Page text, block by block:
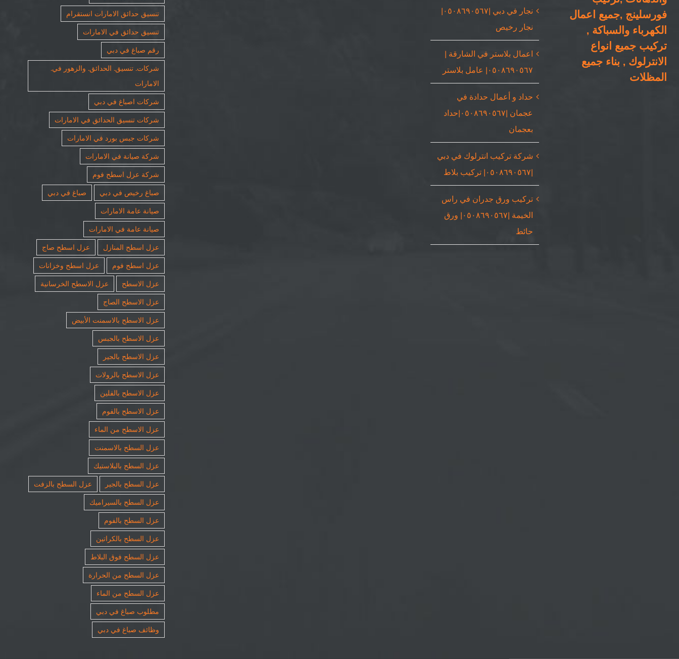
فورسلينج ,جميع اعمال
الكهرباء والسباكة ,
تركيب جميع انواع
الانترلوك , بناء جميع
المظلات
نجار في دبي |٠٥٠٨٦٩٠٥٦٧|
نجار رخيص
اعمال بلاستر في الشارقة |
٠٥٠٨٦٩٠٥٦٧| عامل بلاستر
حداد و أعمال حدادة في
عجمان |٠٥٠٨٦٩٠٥٦٧|حداد
بعجمان
شركة تركيب انترلوك في دبي
|٠٥٠٨٦٩٠٥٦٧| تركيب بلاط
تركيب ورق جدران في راس
الخيمة |٠٥٠٨٦٩٠٥٦٧| ورق
حائط
تنسيق حدائق الامارات انستقرام
تنسيق حدائق في الامارات
رقم صباغ في دبي
شركات. تنسيق. الحدائق. والزهور في.
الامارات
شركات اصباغ في دبي
شركات تنسيق الحدائق في الامارات
شركات جبس بورد في الامارات
شركة صيانة في الامارات
شركة عزل اسطح فوم
صباغ رخيص في دبي
صباغ في دبي
صيانة عامة الامارات
صيانة عامة في الامارات
عزل اسطح المنازل
عزل اسطح صاج
عزل اسطح فوم
عزل اسطح وخزانات
عزل الاسطح
عزل الاسطح الخرسانية
عزل الاسطح الصاج
عزل الاسطح بالاسمنت الأبيض
عزل الاسطح بالجبس
عزل الاسطح بالجير
عزل الاسطح بالرولات
عزل الاسطح بالفلين
عزل الاسطح بالفوم
عزل الاسطح من الماء
عزل السطح بالاسمنت
عزل السطح بالبلاستيك
عزل السطح بالجير
عزل السطح بالزفت
عزل السطح بالسيراميك
عزل السطح بالفوم
عزل السطح بالكراتين
عزل السطح فوق البلاط
عزل السطح من الحرارة
عزل السطح من الماء
مطلوب صباغ في دبي
وظائف صباغ في دبي